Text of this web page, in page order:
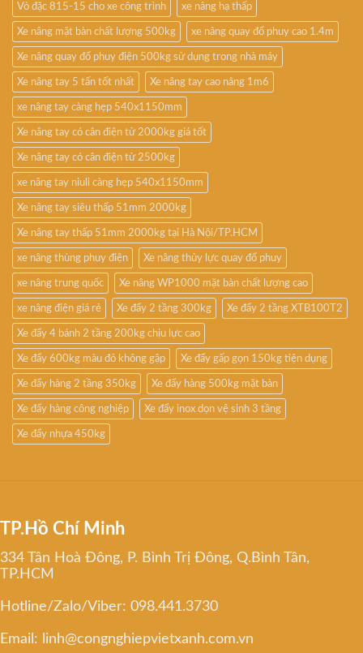
Vỏ đặc 815-15 cho xe công trình xe nâng hạ thấp
Xe nâng mặt bàn chất lượng 500kg xe nâng quay đổ phuy cao 1.4m
Xe nâng quay đổ phuy điện 500kg sử dụng trong nhà máy
Xe nâng tay 5 tấn tốt nhất Xe nâng tay cao nâng 1m6
xe nâng tay càng hẹp 540x1150mm
Xe nâng tay có cân điện tử 2000kg giá tốt
Xe nâng tay có cân điện tử 2500kg
xe nâng tay niuli càng hẹp 540x1150mm
Xe nâng tay siêu thấp 51mm 2000kg
Xe nâng tay thấp 51mm 2000kg tại Hà Nội/TP.HCM
xe nâng thùng phuy điện Xe nâng thủy lực quay đổ phuy
xe nâng trung quốc Xe nâng WP1000 mặt bàn chất lượng cao
xe nâng điện giá rẻ Xe đẩy 2 tầng 300kg Xe đẩy 2 tầng XTB100T2
Xe đẩy 4 bánh 2 tầng 200kg chịu lực cao
Xe đẩy 600kg màu đỏ không gập Xe đẩy gấp gọn 150kg tiện dụng
Xe đẩy hàng 2 tầng 350kg Xe đẩy hàng 500kg mặt bàn
Xe đẩy hàng công nghiệp Xe đẩy inox dọn vệ sinh 3 tầng
Xe đẩy nhựa 450kg
TP.Hồ Chí Minh
334 Tân Hoà Đông, P. Bình Trị Đông, Q.Bình Tân,
TP.HCM
Hotline/Zalo/Viber: 098.441.3730
Email: linh@congnghiepvietxanh.com.vn